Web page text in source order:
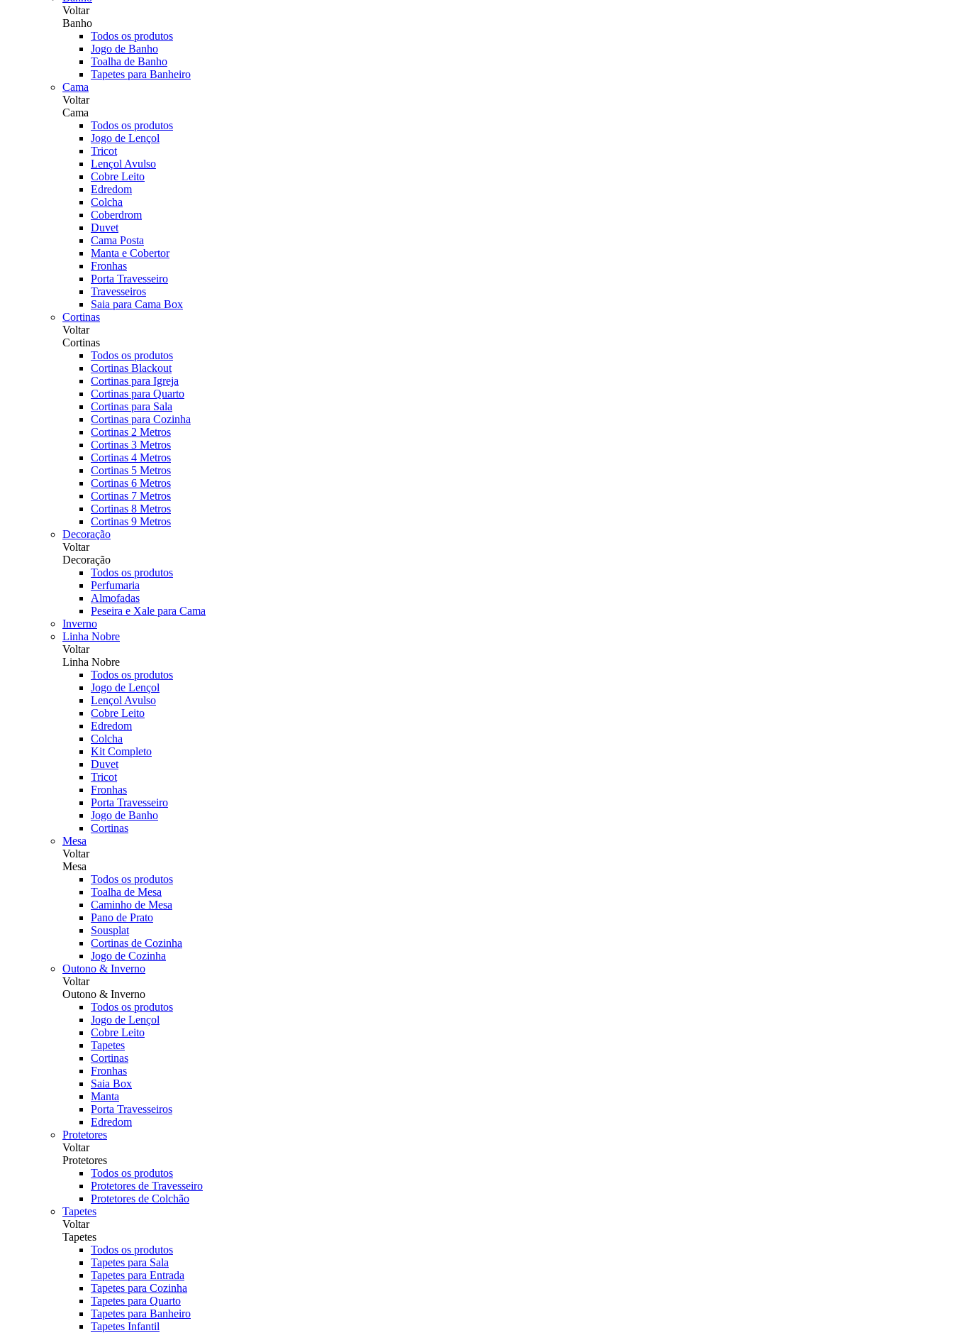
Voltar
Banho
Todos os produtos
Jogo de Banho
Toalha de Banho
Tapetes para Banheiro
Cama
Voltar
Cama
Todos os produtos
Jogo de Lençol
Tricot
Lençol Avulso
Cobre Leito
Edredom
Colcha
Coberdrom
Duvet
Cama Posta
Manta e Cobertor
Fronhas
Porta Travesseiro
Travesseiros
Saia para Cama Box
Cortinas
Voltar
Cortinas
Todos os produtos
Cortinas Blackout
Cortinas para Igreja
Cortinas para Quarto
Cortinas para Sala
Cortinas para Cozinha
Cortinas 2 Metros
Cortinas 3 Metros
Cortinas 4 Metros
Cortinas 5 Metros
Cortinas 6 Metros
Cortinas 7 Metros
Cortinas 8 Metros
Cortinas 9 Metros
Decoração
Voltar
Decoração
Todos os produtos
Perfumaria
Almofadas
Peseira e Xale para Cama
Inverno
Linha Nobre
Voltar
Linha Nobre
Todos os produtos
Jogo de Lençol
Lençol Avulso
Cobre Leito
Edredom
Colcha
Kit Completo
Duvet
Tricot
Fronhas
Porta Travesseiro
Jogo de Banho
Cortinas
Mesa
Voltar
Mesa
Todos os produtos
Toalha de Mesa
Caminho de Mesa
Pano de Prato
Sousplat
Cortinas de Cozinha
Jogo de Cozinha
Outono & Inverno
Voltar
Outono & Inverno
Todos os produtos
Jogo de Lençol
Cobre Leito
Tapetes
Cortinas
Fronhas
Saia Box
Manta
Porta Travesseiros
Edredom
Protetores
Voltar
Protetores
Todos os produtos
Protetores de Travesseiro
Protetores de Colchão
Tapetes
Voltar
Tapetes
Todos os produtos
Tapetes para Sala
Tapetes para Entrada
Tapetes para Cozinha
Tapetes para Quarto
Tapetes para Banheiro
Tapetes Infantil